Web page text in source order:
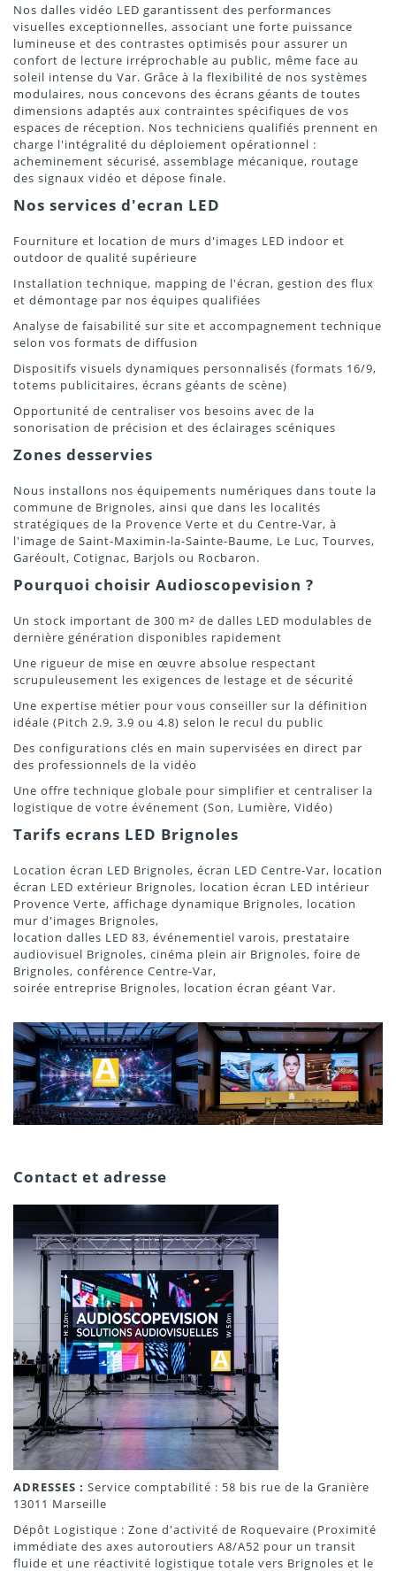
Nos dalles vidéo LED garantissent des performances
visuelles exceptionnelles, associant une forte puissance
lumineuse et des contrastes optimisés pour assurer un
confort de lecture irréprochable au public, même face au
soleil intense du Var. Grâce à la flexibilité de nos systèmes
modulaires, nous concevons des écrans géants de toutes
dimensions adaptés aux contraintes spécifiques de vos
espaces de réception. Nos techniciens qualifiés prennent en
charge l'intégralité du déploiement opérationnel :
acheminement sécurisé, assemblage mécanique, routage
des signaux vidéo et dépose finale.
Nos services d'ecran LED
Fourniture et location de murs d'images LED indoor et
outdoor de qualité supérieure
Installation technique, mapping de l'écran, gestion des flux
et démontage par nos équipes qualifiées
Analyse de faisabilité sur site et accompagnement technique
selon vos formats de diffusion
Dispositifs visuels dynamiques personnalisés (formats 16/9,
totems publicitaires, écrans géants de scène)
Opportunité de centraliser vos besoins avec de la
sonorisation de précision et des éclairages scéniques
Zones desservies
Nous installons nos équipements numériques dans toute la
commune de Brignoles, ainsi que dans les localités
stratégiques de la Provence Verte et du Centre-Var, à
l'image de Saint-Maximin-la-Sainte-Baume, Le Luc, Tourves,
Garéoult, Cotignac, Barjols ou Rocbaron.
Pourquoi choisir Audioscopevision ?
Un stock important de 300 m² de dalles LED modulables de
dernière génération disponibles rapidement
Une rigueur de mise en œuvre absolue respectant
scrupuleusement les exigences de lestage et de sécurité
Une expertise métier pour vous conseiller sur la définition
idéale (Pitch 2.9, 3.9 ou 4.8) selon le recul du public
Des configurations clés en main supervisées en direct par
des professionnels de la vidéo
Une offre technique globale pour simplifier et centraliser la
logistique de votre événement (Son, Lumière, Vidéo)
Tarifs ecrans LED Brignoles
Location écran LED Brignoles, écran LED Centre-Var, location
écran LED extérieur Brignoles, location écran LED intérieur
Provence Verte, affichage dynamique Brignoles, location
mur d'images Brignoles,
location dalles LED 83, événementiel varois, prestataire
audiovisuel Brignoles, cinéma plein air Brignoles, foire de
Brignoles, conférence Centre-Var,
soirée entreprise Brignoles, location écran géant Var.
Contact et adresse
ADRESSES : Service comptabilité : 58 bis rue de la Granière
13011 Marseille
Dépôt Logistique : Zone d'activité de Roquevaire (Proximité
immédiate des axes autoroutiers A8/A52 pour un transit
fluide et une réactivité logistique totale vers Brignoles et le